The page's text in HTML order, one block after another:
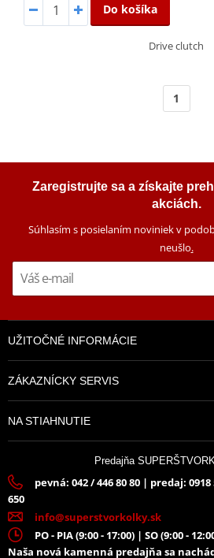
Do košíka
Drive clutch
1
Zaregistrujte sa a získajte
akciách.
Súhlasím s posielaním noviniek v
neušlo.
UŽITOČNÉ INFORMÁCIE
ZÁKAZNÍCKY SERVIS
NA STIAHNUTIE
Predajňa
pevná: 042 / 446 80 80 | predaj: 0918
650
info@superstvorkolky.sk
PO - PIA (9:00 - 17:00) | SO (9:00 -
Naša nová kamenná predajňa sa